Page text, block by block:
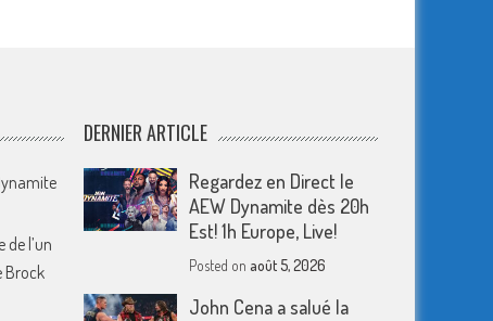
l’un
Brock
DERNIER ARTICLE
Regardez en Direct le
AEW Dynamite dès 20h
Est! 1h Europe, Live!
Posted on août 5, 2026
John Cena a salué la